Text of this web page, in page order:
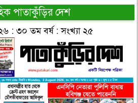
পাতাকুঁড়ির দেশ
: ৩০ তম বর্ষ : সংখ্যা ২৫